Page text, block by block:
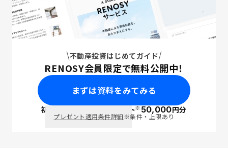
不動産投資はじめてガイド
RENOSY会員限定で無料公開中！
まずは資料をみてみる
初回面談で ポイント※50,000円分
プレゼント適用条件詳細※条件・上限あり